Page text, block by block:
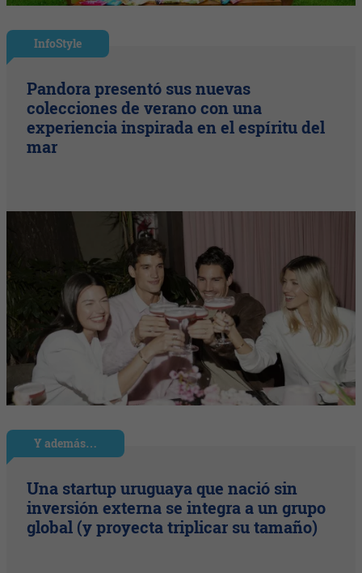
InfoStyle
Pandora presentó sus nuevas
colecciones de verano con una
experiencia inspirada en el espíritu del
mar
Y además…
Una startup uruguaya que nació sin
inversión externa se integra a un grupo
global (y proyecta triplicar su tamaño)